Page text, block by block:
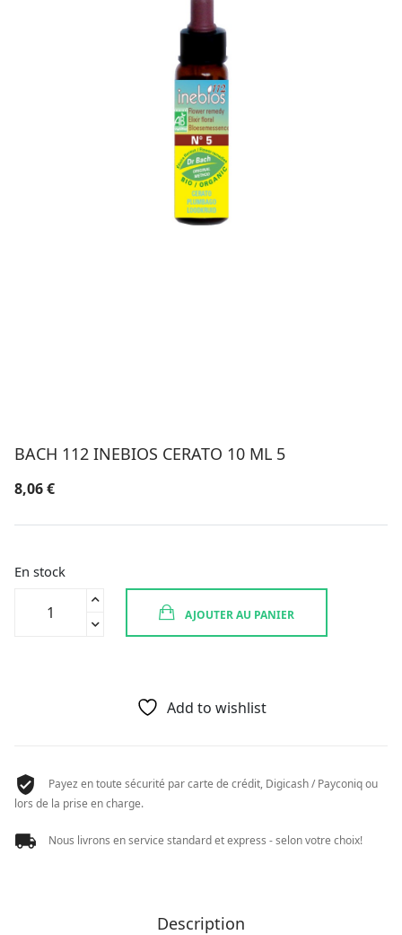
BACH 112 INEBIOS CERATO 10 ML 5
8,06€
En stock
AJOUTER AU PANIER
Add to wishlist
Payez en toute sécurité par carte de crédit, Digicash / Payconiq ou
lors de la prise en charge.
Nous livrons en service standard et express - selon votre choix!
Description